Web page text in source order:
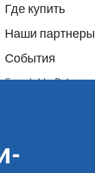
Где купить
Наши партнеры
События
Speak-Up Policy